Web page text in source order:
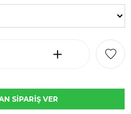
SİPARİŞ VER